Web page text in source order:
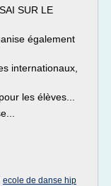
SUR LE
également
internationaux,
les élèves...
ecole de danse hip